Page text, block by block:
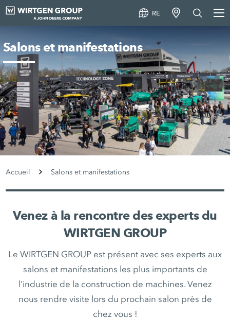
RE
Salons et manifestations
Accueil Salons et manifestations
Venez à la rencontre des experts du
WIRTGEN GROUP
Le WIRTGEN GROUP est présent avec ses experts aux
salons et manifestations les plus importants de
l'industrie de la construction de machines. Venez
nous rendre visite lors du prochain salon près de
chez vous !